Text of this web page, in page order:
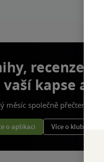
recenze
vaší kapse a
měsíc společně přečteme
o aplikaci Více o klubu